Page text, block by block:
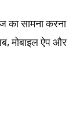
का सामना करना
मोबाइल ऐप और